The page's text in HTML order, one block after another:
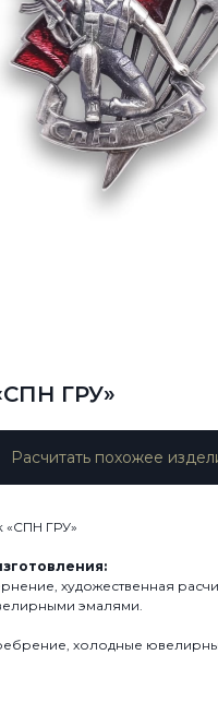
ГРУ»
Расчитать похожее
«СПН ГРУ»
художественная
эмалями.
холодные